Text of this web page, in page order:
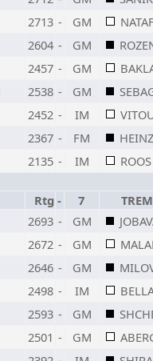
2713 - GM
2604 - GM
2457 - GM
2538 - GM
2452 - IM
2367 - FM
2135 - IM
Rtg - 7
2693 - GM
2672 - GM
2646 - GM
2498 - IM
2593 - GM
2501 - GM